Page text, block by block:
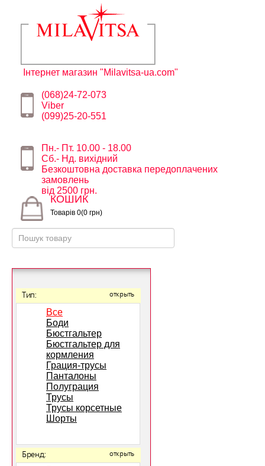
Інтернет магазин "Milavitsa-ua.com"
(068)24-72-073
Viber
(099)25-20-551
Пн.- Пт. 10.00 - 18.00
Сб.- Нд. вихідний
Безкоштовна доставка передоплачених
замовлень
від 2500 грн.
КОШИК
Товарів 0(0 грн)
Тип: открыть
Все
Боди
Бюстгальтер
Бюстгальтер для
кормления
Грация-трусы
Панталоны
Полуграция
Трусы
Трусы корсетные
Шорты
Бренд: открыть